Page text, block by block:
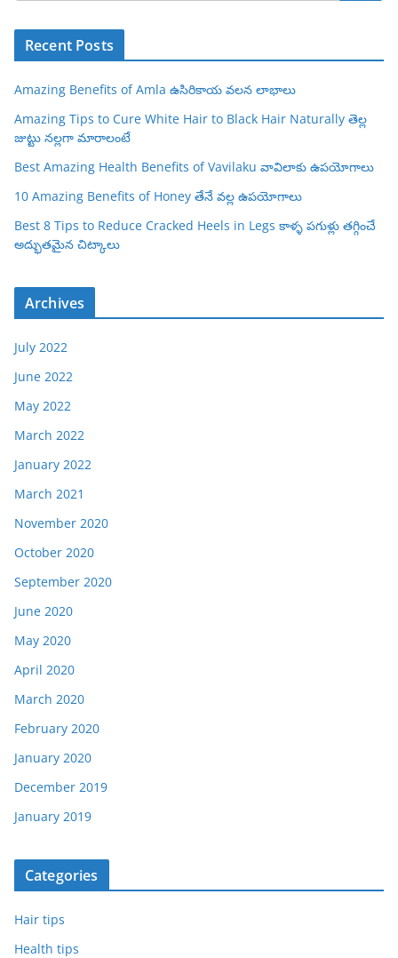
Recent Posts
Amazing Benefits of Amla ఉసిరికాయ వలన లాభాలు
Amazing Tips to Cure White Hair to Black Hair Naturally తెల్ల
జుట్టు నల్లగా మారాలంటే
Best Amazing Health Benefits of Vavilaku వావిలాకు ఉపయోగాలు
10 Amazing Benefits of Honey తేనే వల్ల ఉపయోగాలు
Best 8 Tips to Reduce Cracked Heels in Legs కాళ్ళ పగుళ్లు తగ్గించే
అద్భుతమైన చిట్కాలు
Archives
July 2022
June 2022
May 2022
March 2022
January 2022
March 2021
November 2020
October 2020
September 2020
June 2020
May 2020
April 2020
March 2020
February 2020
January 2020
December 2019
January 2019
Categories
Hair tips
Health tips